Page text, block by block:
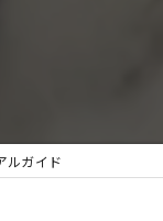
ルガイド